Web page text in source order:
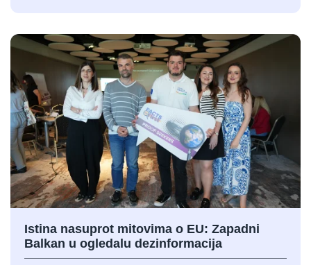
Istina nasuprot mitovima o EU: Zapadni
Balkan u ogledalu dezinformacija